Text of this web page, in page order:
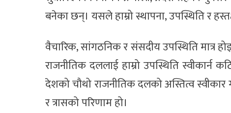
बनेका छन्। यसले हाम्रो स्थापना, उपस्थिति र
वैचारिक, सांगठनिक र संसदीय उपस्थिति मात्र
राजनीतिक दललाई हाम्रो उपस्थिति स्वीकार्न
देशको चौथो राजनीतिक दलको अस्तित्व स्वीकार
र त्रासको परिणाम हो।